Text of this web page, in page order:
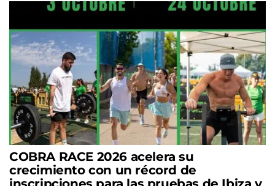
COBRA RACE 2026 acelera su
crecimiento con un récord de